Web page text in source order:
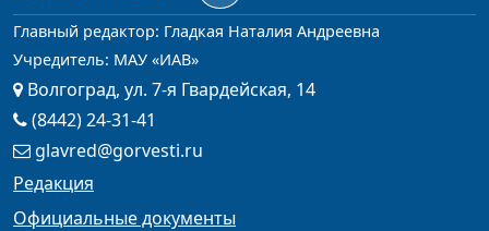
Главный редактор: Гладкая Наталия Андреевна
Учредитель: МАУ «ИАВ»
Волгоград, ул. 7-я Гвардейская, 14
(8442) 24-31-41
glavred@gorvesti.ru
Редакция
Официальные документы